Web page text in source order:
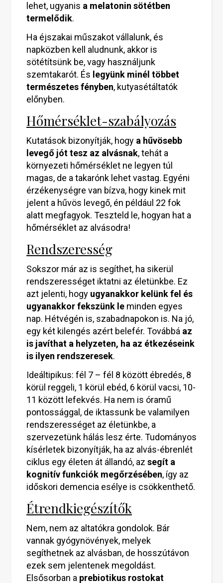
lehet, ugyanis a melatonin sötétben
termelődik.
Ha éjszakai műszakot vállalunk, és
napközben kell aludnunk, akkor is
sötétítsünk be, vagy használjunk
szemtakarót. És legyünk minél többet
természetes fényben, kutyasétáltatók
előnyben.
Hőmérséklet-szabályozás
Kutatások bizonyítják, hogy a hűvösebb
levegő jót tesz az alvásnak, tehát a
környezeti hőmérséklet ne legyen túl
magas, de a takarónk lehet vastag. Egyéni
érzékenységre van bízva, hogy kinek mit
jelent a hűvös levegő, én például 22 fok
alatt megfagyok. Teszteld le, hogyan hat a
hőmérséklet az alvásodra!
Rendszeresség
Sokszor már az is segíthet, ha sikerül
rendszerességet iktatni az életünkbe. Ez
azt jelenti, hogy ugyanakkor kelünk fel és
ugyanakkor fekszünk le minden egyes
nap. Hétvégén is, szabadnapokon is. Na jó,
egy két kilengés azért belefér. Továbbá az
is javíthat a helyzeten, ha az étkezéseink
is ilyen rendszeresek.
Ideáltipikus: fél 7 – fél 8 között ébredés, 8
körül reggeli, 1 körül ebéd, 6 körül vacsi, 10-
11 között lefekvés. Ha nem is óramű
pontossággal, de iktassunk be valamilyen
rendszerességet az életünkbe, a
szervezetünk hálás lesz érte. Tudományos
kísérletek bizonyítják, ha az alvás-ébrenlét
ciklus egy életen át állandó, az segít a
kognitív funkciók megőrzésében, így az
időskori demencia esélye is csökkenthető.
Étrendkiegészítők
Nem, nem az altatókra gondolok. Bár
vannak gyógynövények, melyek
segíthetnek az alvásban, de hosszútávon
ezek sem jelentenek megoldást.
Elsősorban a prebiotikus rostokat